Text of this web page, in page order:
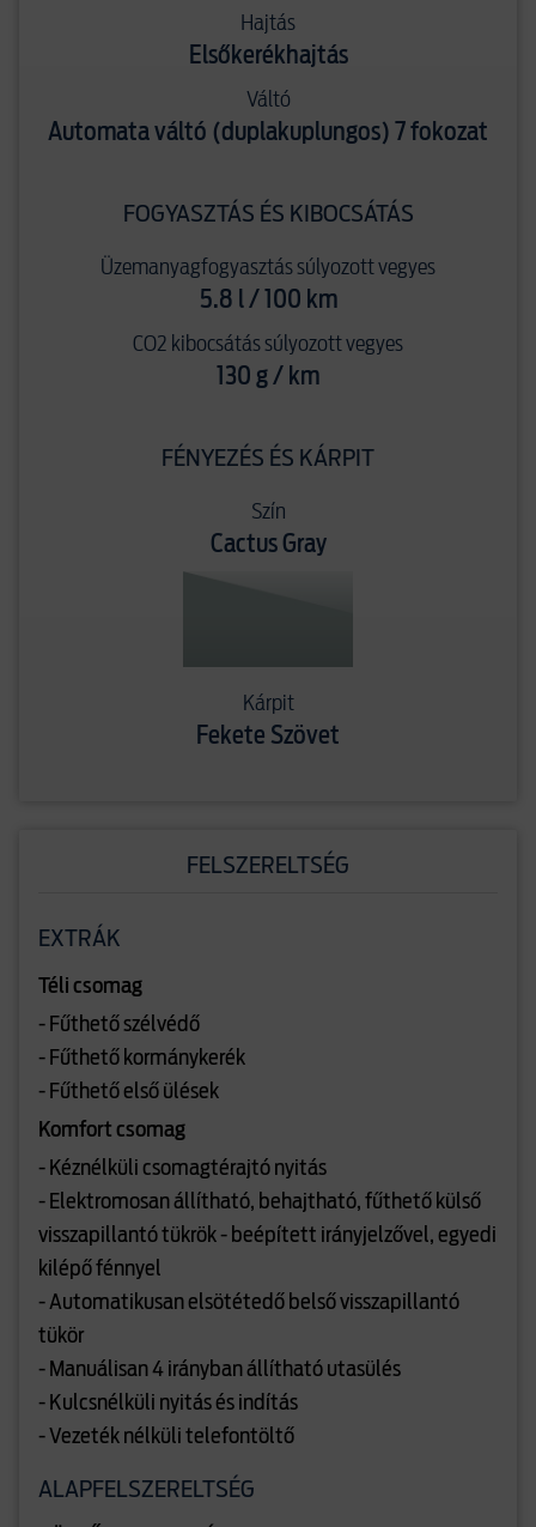
Hajtás
Elsőkerékhajtás
Váltó
Automata váltó (duplakuplungos) 7 fokozat
FOGYASZTÁS ÉS KIBOCSÁTÁS
Üzemanyagfogyasztás súlyozott vegyes
5.8 l / 100 km
CO2 kibocsátás súlyozott vegyes
130 g / km
FÉNYEZÉS ÉS KÁRPIT
Szín
Cactus Gray
Kárpit
Fekete Szövet
FELSZERELTSÉG
EXTRÁK
Téli csomag
- Fűthető szélvédő
- Fűthető kormánykerék
- Fűthető első ülések
Komfort csomag
- Kéznélküli csomagtérajtó nyitás
- Elektromosan állítható, behajtható, fűthető külső
visszapillantó tükrök - beépített irányjelzővel, egyedi
kilépő fénnyel
- Automatikusan elsötétedő belső visszapillantó
tükör
- Manuálisan 4 irányban állítható utasülés
- Kulcsnélküli nyitás és indítás
- Vezeték nélküli telefontöltő
ALAPFELSZERELTSÉG